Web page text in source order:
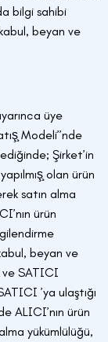
bilgi sahibi
beyan ve
üye
Modeli’’nde
Şirket’in
olan ürün
satın alma
ürün
beyan ve
SATICI
’ya ulaştığı
ALICI’nın ürün
yükümlülüğü,